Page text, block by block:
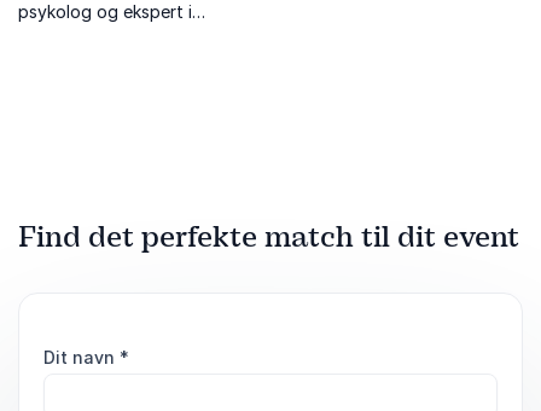
psykolog og ekspert i
Find det perfekte match til dit event
Dit navn *